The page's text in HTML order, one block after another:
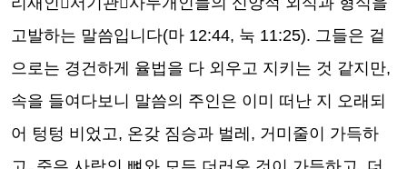
고발하는 말씀입니다(마 12:44, 눅 11:25). 그들은 겉
으로는 경건하게 율법을 다 외우고 지키는 것 같지만,
속을 들여다보니 말씀의 주인은 이미 떠난 지 오래되
어 텅텅 비었고, 온갖 짐승과 벌레 , 거미줄이 가득하